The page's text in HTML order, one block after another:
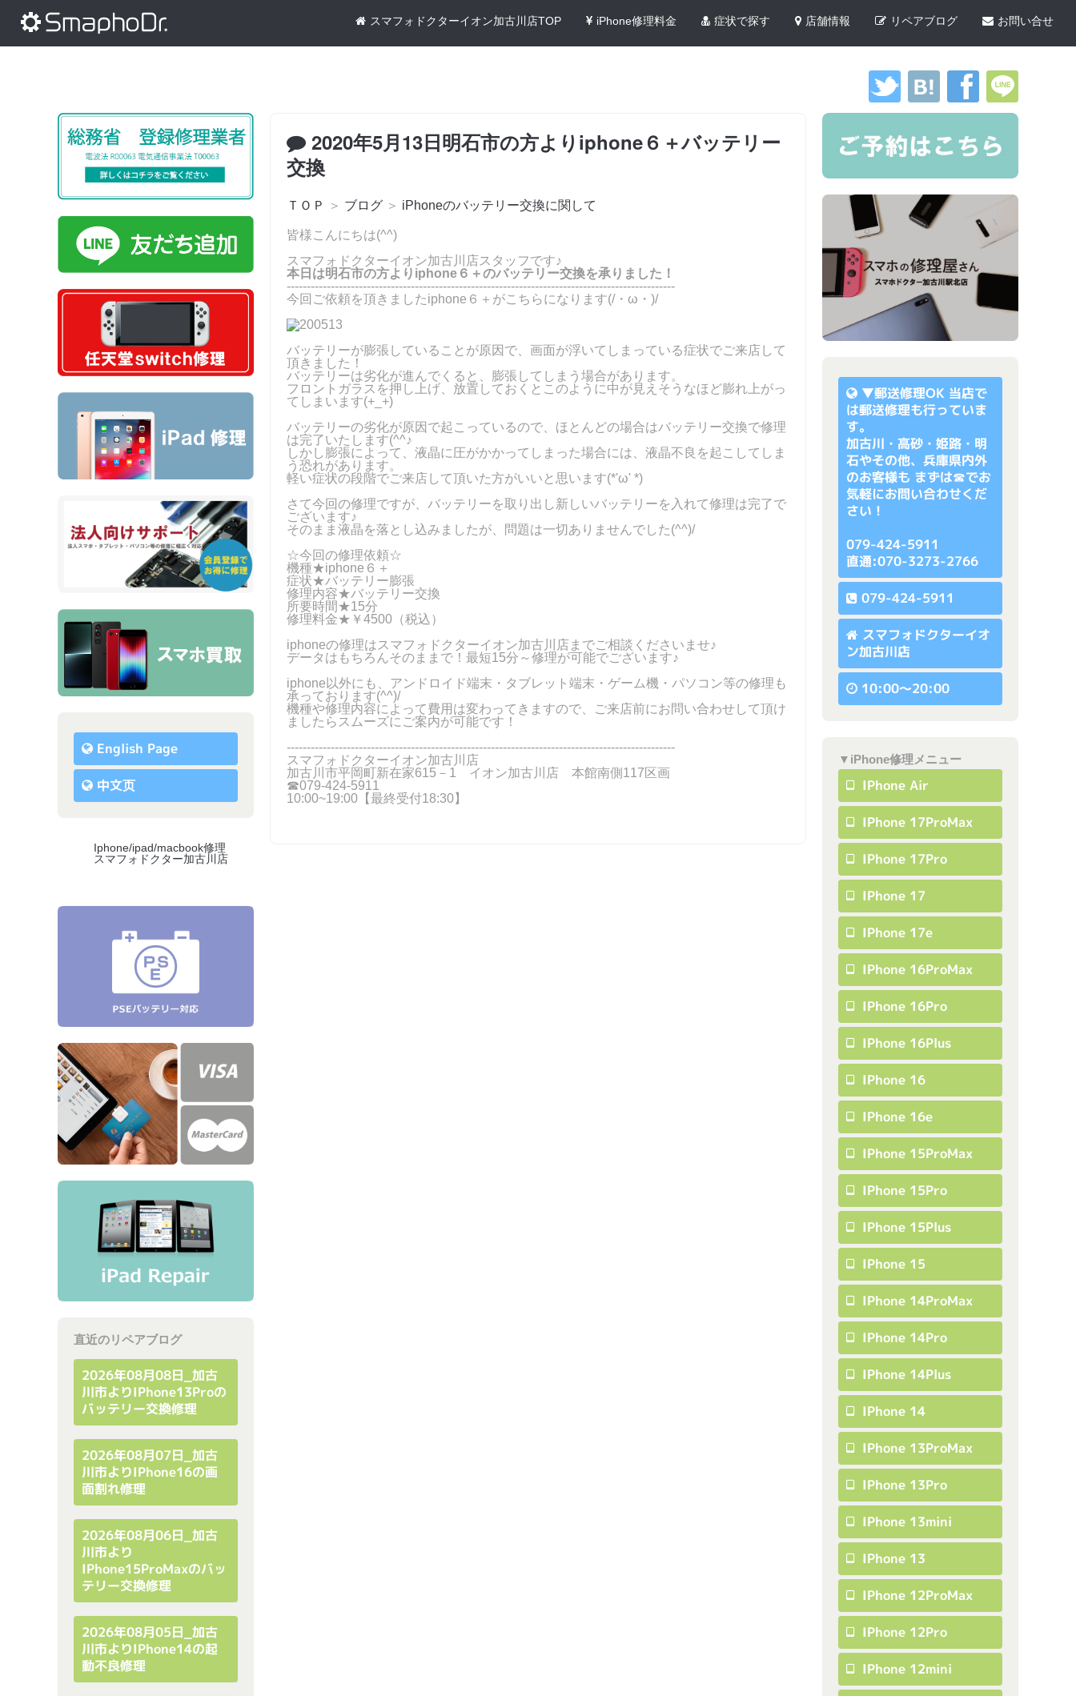
スマフォドクターイオン加古川店TOP iPhone修理料金 症状で探す 店舗情報 リペアブログ お問い合せ
English Page
中文页
Iphone/ipad/macbook修理
スマフォドクター加古川店
直近のリペアブログ
2026年08月08日_加古
川市よりiPhone13Proの
バッテリー交換修理
2026年08月07日_加古
川市よりiPhone16の画
面割れ修理
2026年08月06日_加古
川市より
IPhone15ProMaxのバッ
テリー交換修理
2026年08月05日_加古
川市よりiPhone14の起
動不良修理
2020年5月13日明石市の方よりiphone６＋バッテリー
交換
ＴＯＰ ＞ ブログ ＞ iPhoneのバッテリー交換に関して
皆様こんにちは(^^)
スマフォドクターイオン加古川店スタッフです♪
本日は明石市の方よりiphone６＋のバッテリー交換を承りました！
-------------------------------------------------------------------------------------------------
今回ご依頼を頂きましたiphone６＋がこちらになります(/・ω・)/
バッテリーが膨張していることが原因で、画面が浮いてしまっている症状でご来店して
頂きました！
バッテリーは劣化が進んでくると、膨張してしまう場合があります。
フロントガラスを押し上げ、放置しておくとこのように中が見えそうなほど膨れ上がっ
てしまいます(+_+)
バッテリーの劣化が原因で起こっているので、ほとんどの場合はバッテリー交換で修理
は完了いたします(^^♪
しかし膨張によって、液晶に圧がかかってしまった場合には、液晶不良を起こしてしま
う恐れがあります。
軽い症状の段階でご来店して頂いた方がいいと思います(*'ω' *)
さて今回の修理ですが、バッテリーを取り出し新しいバッテリーを入れて修理は完了で
ございます♪
そのまま液晶を落とし込みましたが、問題は一切ありませんでした(^^)/
☆今回の修理依頼☆
機種★iphone６＋
症状★バッテリー膨張
修理内容★バッテリー交換
所要時間★15分
修理料金★￥4500（税込）
iphoneの修理はスマフォドクターイオン加古川店までご相談くださいませ♪
データはもちろんそのままで！最短15分～修理が可能でございます♪
iphone以外にも、アンドロイド端末・タブレット端末・ゲーム機・パソコン等の修理も
承っております(^^)/
機種や修理内容によって費用は変わってきますので、ご来店前にお問い合わせして頂け
ましたらスムーズにご案内が可能です！
-------------------------------------------------------------------------------------------------
スマフォドクターイオン加古川店
加古川市平岡町新在家615－1 イオン加古川店 本館南側117区画
☎079-424-5911
10:00~19:00【最終受付18:30】
▼郵送修理OK 当店で
は郵送修理も行っていま
す。
加古川・高砂・姫路・明
石やその他、兵庫県内外
のお客様も まずは☎でお
気軽にお問い合わせくだ
さい！
079-424-5911
直通:070-3273-2766
079-424-5911
スマフォドクターイオ
ン加古川店
10:00〜20:00
▼iPhone修理メニュー
IPhone Air
IPhone 17ProMax
IPhone 17Pro
IPhone 17
IPhone 17e
IPhone 16ProMax
IPhone 16Pro
IPhone 16Plus
IPhone 16
IPhone 16e
IPhone 15ProMax
IPhone 15Pro
IPhone 15Plus
IPhone 15
IPhone 14ProMax
IPhone 14Pro
IPhone 14Plus
IPhone 14
IPhone 13ProMax
IPhone 13Pro
IPhone 13mini
IPhone 13
IPhone 12ProMax
IPhone 12Pro
IPhone 12mini